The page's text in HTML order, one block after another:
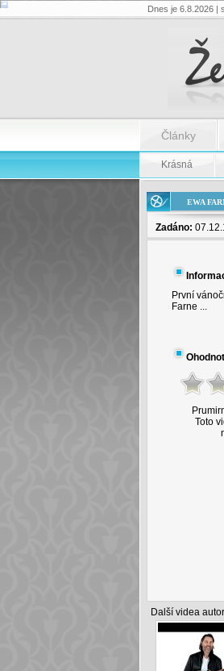
Ewa
na
Dnes je 6.8.2026 |
Články
Krásná
EWA
Zadáno:
První
Farne ...
Toto
Další videa